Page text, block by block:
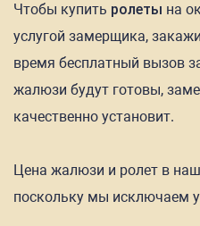
Чтобы купить ролеты на
услугой замерщика,
время бесплатный вызов
жалюзи будут готовы,
качественно установит.
Цена жалюзи и ролет в
поскольку мы исключаем